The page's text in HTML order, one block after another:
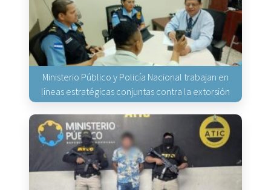
Ministerio Público y Policía Nacional trabajan en
líneas estratégicas conjuntas contra la extorsión